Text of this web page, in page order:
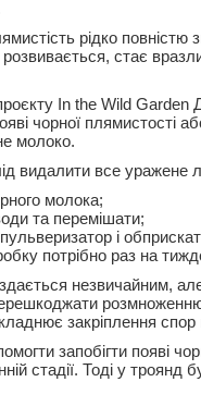
рідко
стає
In the Wild
чорної плямистості
молоко.
видалити все уражене
молока;
та перемішати;
і
потрібно раз на
незвичайним,
закріплення
запобігти появі
стадії. Тоді у